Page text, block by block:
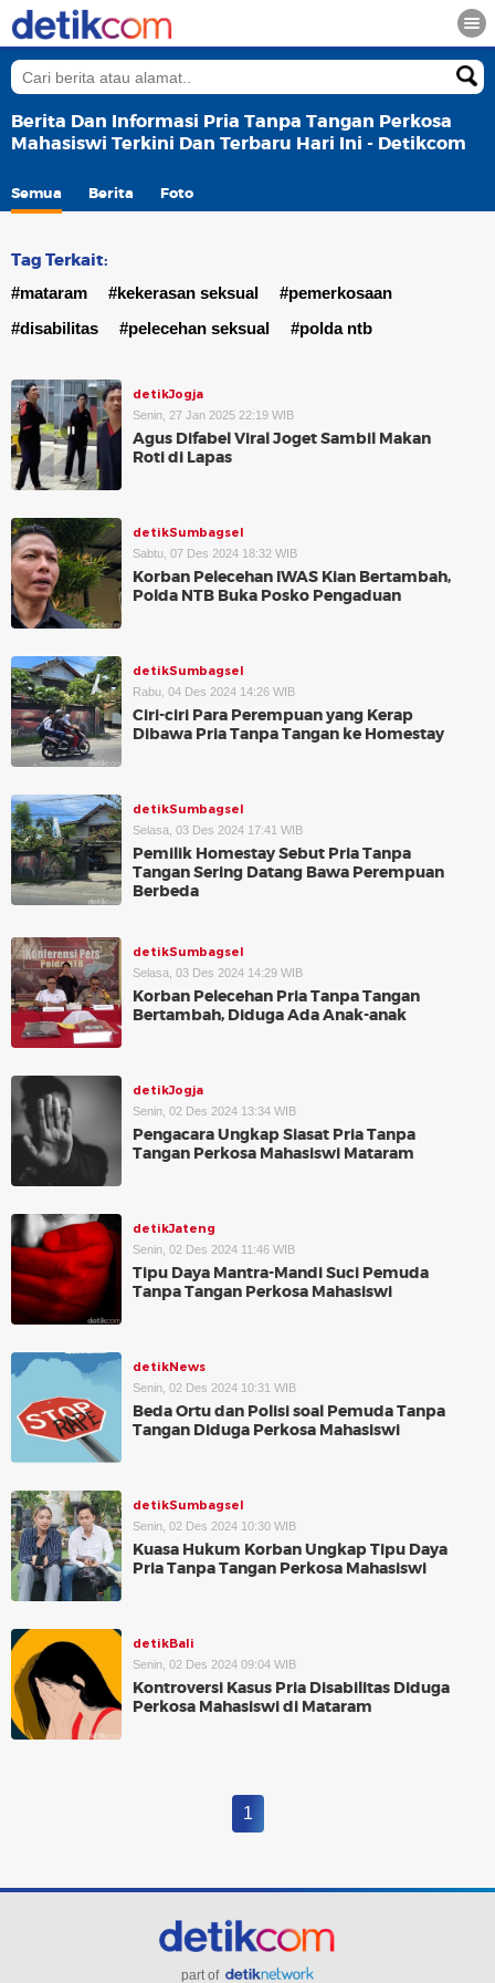
Berita Dan Informasi Pria Tanpa Tangan Perkosa
Mahasiswi Terkini Dan Terbaru Hari Ini - Detikcom
Semua Berita Foto
Tag Terkait:
#mataram #kekerasan seksual
#pemerkosaan
#disabilitas
#pelecehan seksual #polda ntb
detikJogja
Senin, 27 Jan 2025 22:19 WIB
Agus Difabel Viral Joget Sambil Makan
Roti di Lapas
detikSumbagsel
Sabtu, 07 Des 2024 18:32 WIB
Korban Pelecehan IWAS Kian Bertambah,
Polda NTB Buka Posko Pengaduan
detikSumbagsel
Rabu, 04 Des 2024 14:26 WIB
Ciri-ciri Para Perempuan yang Kerap
Dibawa Pria Tanpa Tangan ke Homestay
detikSumbagsel
Selasa, 03 Des 2024 17:41 WIB
Pemilik Homestay Sebut Pria Tanpa
Tangan Sering Datang Bawa Perempuan
Berbeda
detikSumbagsel
Selasa, 03 Des 2024 14:29 WIB
Korban Pelecehan Pria Tanpa Tangan
Bertambah, Diduga Ada Anak-anak
detikJogja
Senin, 02 Des 2024 13:34 WIB
Pengacara Ungkap Siasat Pria Tanpa
Tangan Perkosa Mahasiswi Mataram
detikJateng
Senin, 02 Des 2024 11:46 WIB
Tipu Daya Mantra-Mandi Suci Pemuda
Tanpa Tangan Perkosa Mahasiswi
detikNews
Senin, 02 Des 2024 10:31 WIB
Beda Ortu dan Polisi soal Pemuda Tanpa
Tangan Diduga Perkosa Mahasiswi
detikSumbagsel
Senin, 02 Des 2024 10:30 WIB
Kuasa Hukum Korban Ungkap Tipu Daya
Pria Tanpa Tangan Perkosa Mahasiswi
detikBali
Senin, 02 Des 2024 09:04 WIB
Kontroversi Kasus Pria Disabilitas Diduga
Perkosa Mahasiswi di Mataram
1
part of